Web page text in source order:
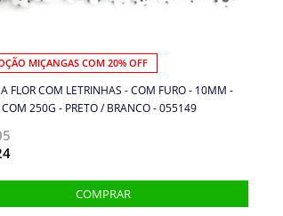
MIÇANGAS COM 20% OFF
FLOR COM LETRINHAS - COM FURO - 10MM -
COM 250G - PRETO / BRANCO - 055149